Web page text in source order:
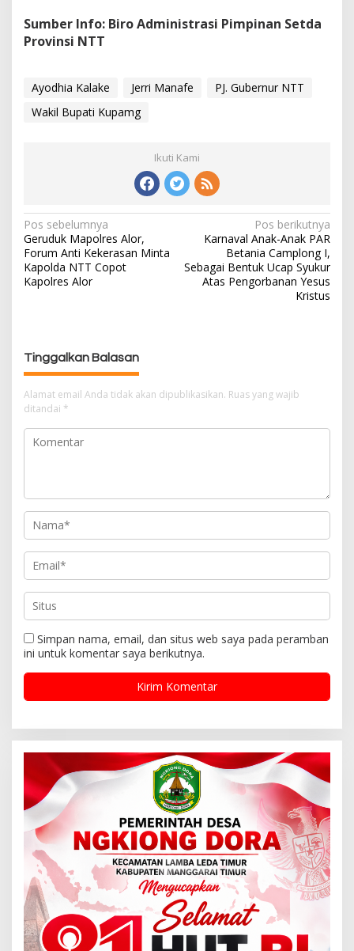
Sumber Info: Biro Administrasi Pimpinan Setda
Provinsi NTT
Ayodhia Kalake Jerri Manafe
PJ. Gubernur NTT
Wakil Bupati Kupamg
Ikuti Kami
N
a
v
i
p
s
Pos sebelumnya
Geruduk Mapolres Alor,
Forum Anti Kekerasan Minta
Kapolda NTT Copot
Kapolres Alor
Pos berikutnya
Karnaval Anak-Anak PAR
Betania Camplong I,
Sebagai Bentuk Ucap Syukur
Atas Pengorbanan Yesus
Kristus
Tinggalkan Balasan
Alamat email Anda tidak akan dipublikasikan. Ruas yang wajib
ditandai *
Simpan nama, email, dan situs web saya pada peramban
ini untuk komentar saya berikutnya.